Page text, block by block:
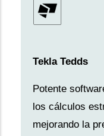
Tekla Tedds
Potente
los cálculos
mejorando la